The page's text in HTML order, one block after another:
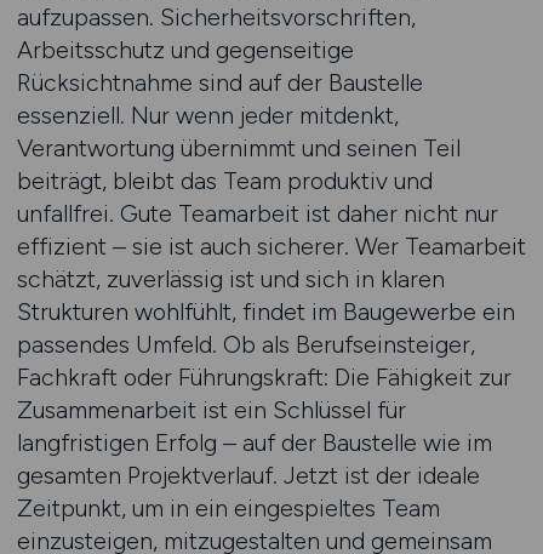
aufzupassen. Sicherheitsvorschriften,
Arbeitsschutz und gegenseitige
Rücksichtnahme sind auf der Baustelle
essenziell. Nur wenn jeder mitdenkt,
Verantwortung übernimmt und seinen Teil
beiträgt, bleibt das Team produktiv und
unfallfrei. Gute Teamarbeit ist daher nicht nur
effizient – sie ist auch sicherer. Wer Teamarbeit
schätzt, zuverlässig ist und sich in klaren
Strukturen wohlfühlt, findet im Baugewerbe ein
passendes Umfeld. Ob als Berufseinsteiger,
Fachkraft oder Führungskraft: Die Fähigkeit zur
Zusammenarbeit ist ein Schlüssel für
langfristigen Erfolg – auf der Baustelle wie im
gesamten Projektverlauf. Jetzt ist der ideale
Zeitpunkt, um in ein eingespieltes Team
einzusteigen, mitzugestalten und gemeinsam